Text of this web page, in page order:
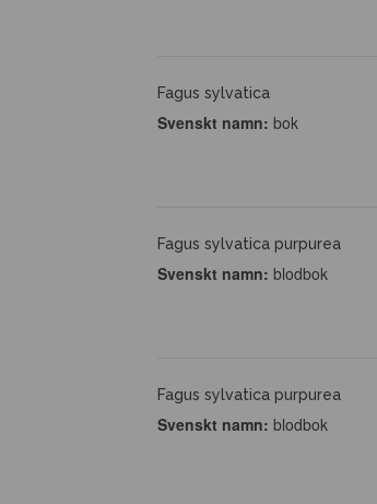
Fagus sylvatica
Svenskt namn: bok
Fagus sylvatica purpurea
Svenskt namn: blodbok
Fagus sylvatica purpurea
Svenskt namn: blodbok